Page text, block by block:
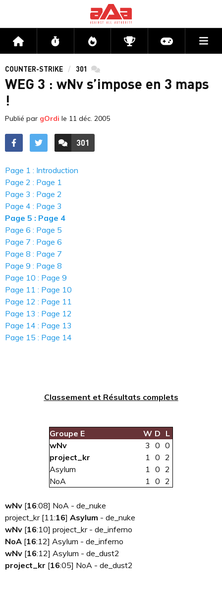
Accueil Flux Directs CompétitionsActu jeux
COUNTER-STRIKE 301 commentaires
WEG 3 : wNv s’impose en 3 maps
!
Publié par gOrdi le 11 déc. 2005
ACCÉDER AUX
301
COMMENTAIRES
Page 1 : Introduction
Page 2 : Page 1
Page 3 : Page 2
Page 4 : Page 3
Page 5 : Page 4
Page 6 : Page 5
Page 7 : Page 6
Page 8 : Page 7
Page 9 : Page 8
Page 10 : Page 9
Page 11 : Page 10
Page 12 : Page 11
Page 13 : Page 12
Page 14 : Page 13
Page 15 : Page 14
Classement et Résultats complets
Groupe E W D L
wNv
3 0 0
project_kr
1 0 2
Asylum
1 0 2
NoA
1 0 2
wNv [16:08] NoA - de_nuke
project_kr [11:16] Asylum - de_nuke
wNv [16:10] project_kr - de_inferno
NoA [16:12] Asylum - de_inferno
wNv [16:12] Asylum - de_dust2
project_kr [16:05] NoA - de_dust2